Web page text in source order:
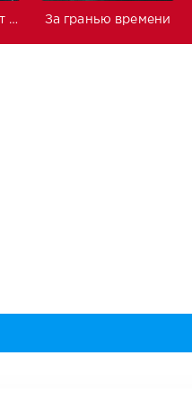
Боевой континент 2: Непревзойдённый клан Тан За гранью времени